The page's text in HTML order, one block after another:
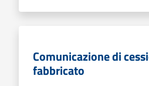
Comunicazione di
fabbricato